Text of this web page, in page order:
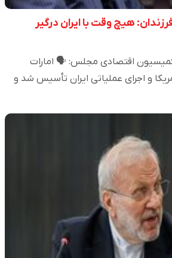
هیچ وقت با ایران درگیر
اقتصادی مجلس: 🗣️ امارات
و اجرای عملیاتی ایران تأسیس شد و